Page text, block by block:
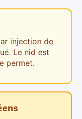
injection de
Le nid est
permet.